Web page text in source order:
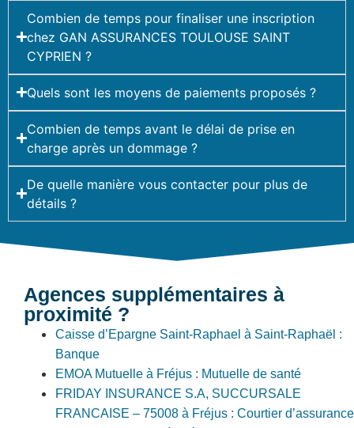
Combien de temps pour finaliser une inscription
chez GAN ASSURANCES TOULOUSE SAINT
CYPRIEN ?
Quels sont les moyens de paiements proposés ?
Combien de temps avant le délai de prise en
charge après un dommage ?
De quelle manière vous contacter pour plus de
détails ?
Agences supplémentaires à
proximité ?
Caisse d’Epargne Saint-Raphael à Saint-Raphaël :
Banque
EMOA Mutuelle à Fréjus : Mutuelle de santé
FRIDAY INSURANCE S.A, SUCCURSALE
FRANCAISE – 75008 à Fréjus : Courtier